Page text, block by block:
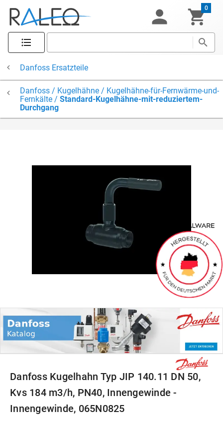
0
Danfoss Ersatzteile
Danfoss / Kugelhähne / Kugelhähne-für-Fernwärme-und-
Fernkälte / Standard-Kugelhähne-mit-reduziertem-
Durchgang
Danfoss Kugelhahn Typ JIP 140.11 DN 50,
Kvs 184 m3/h, PN40, Innengewinde -
Innengewinde, 065N0825